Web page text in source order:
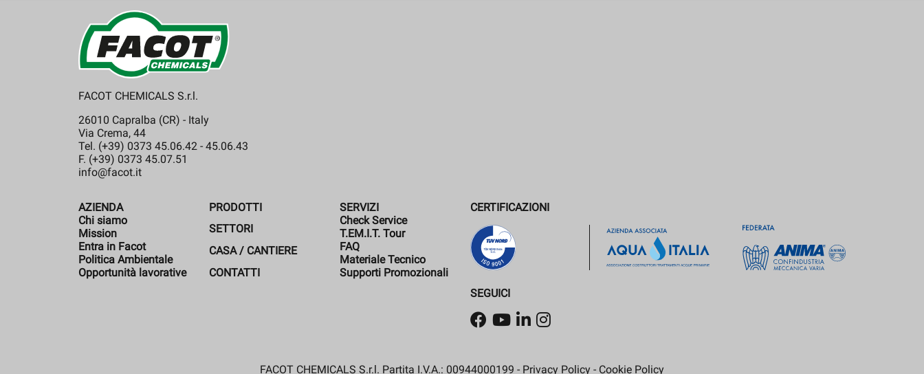
FACOT CHEMICALS S.r.l.
26010 Capralba (CR) - Italy
Via Crema, 44
Tel. (+39) 0373 45.06.42 - 45.06.43
F. (+39) 0373 45.07.51
info@facot.it
AZIENDA
Chi siamo
Mission
Entra in Facot
Politica Ambientale
Opportunità lavorative
PRODOTTI
SETTORI
CASA / CANTIERE
CONTATTI
SERVIZI
Check Service
T.EM.I.T. Tour
FAQ
Materiale Tecnico
Supporti Promozionali
CERTIFICAZIONI
SEGUICI
FACOT CHEMICALS S.r.l. Partita I.V.A.: 00944000199 - Privacy Policy - Cookie Policy